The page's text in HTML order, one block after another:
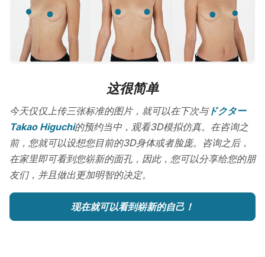
这很简单
今天仅仅上传三张标准的图片，就可以在下次与ドクター
Takao Higuchi的预约当中，观看3D模拟仿真。在咨询之
前，您就可以设想您目前的3D身体或者脸庞。咨询之后，
在家里即可看到您崭新的面孔，因此，您可以分享给您的朋
友们，并且做出更加明智的决定。
现在就可以看到崭新的自己！